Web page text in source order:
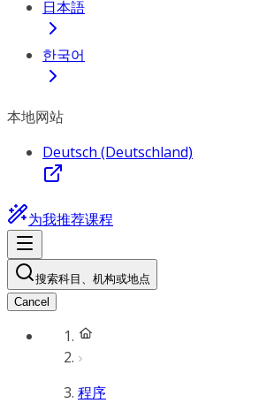
日本語
한국어
本地网站
Deutsch (Deutschland)
为我推荐课程
搜索科目、机构或地点
Cancel
程序